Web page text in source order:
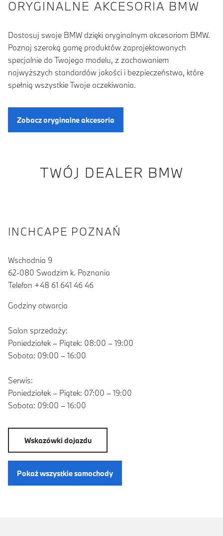
ORYGINALNE AKCESORIA BMW
Dostosuj swoje BMW dzięki oryginalnym akcesoriom BMW.
Poznaj szeroką gamę produktów zaprojektowanych
specjalnie do Twojego modelu, z zachowaniem
najwyższych standardów jakości i bezpieczeństwa, które
spełnią wszystkie Twoje oczekiwania.
Zobacz oryginalne akcesoria
TWÓJ DEALER BMW
INCHCAPE POZNAŃ
Wschodnia 9
62-080 Swadzim k. Poznania
Telefon +48 61 641 46 46
Godziny otwarcia
Salon sprzedaży:
Poniedziałek – Piątek: 08:00 – 19:00
Sobota: 09:00 – 16:00
Serwis:
Poniedziałek – Piątek: 07:00 – 19:00
Sobota: 09:00 – 16:00
Wskazówki dojazdu
Pokaż wszystkie samochody